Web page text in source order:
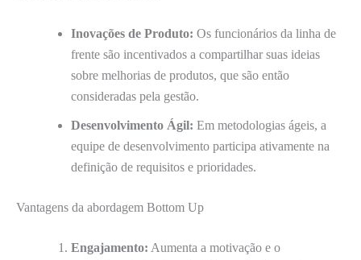
Inovações de Produto: Os funcionários da linha de
frente são incentivados a compartilhar suas ideias
sobre melhorias de produtos, que são então
consideradas pela gestão.
Desenvolvimento Ágil: Em metodologias ágeis, a
equipe de desenvolvimento participa ativamente na
definição de requisitos e prioridades.
Vantagens da abordagem Bottom Up
Engajamento: Aumenta a motivação e o